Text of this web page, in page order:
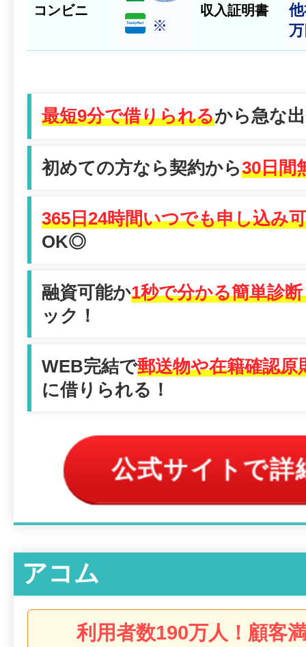
コンビニ
※
収入証明書
最短9分で借りられるから急な
初めての方なら契約から30日間
365日24時間いつでも申し込み
OK◎
融資可能か1秒で分かる簡単診
ック！
WEB完結で郵送物や在籍確認原
に借りられる！
公式サイトで詳
アコム
利用者数190万人！顧客